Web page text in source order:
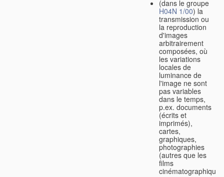
(dans le groupe
H04N 1/00) la
transmission ou
la reproduction
d'images
arbitrairement
composées, où
les variations
locales de
luminance de
l'image ne sont
pas variables
dans le temps,
p.ex. documents
(écrits et
imprimés),
cartes,
graphiques,
photographies
(autres que les
films